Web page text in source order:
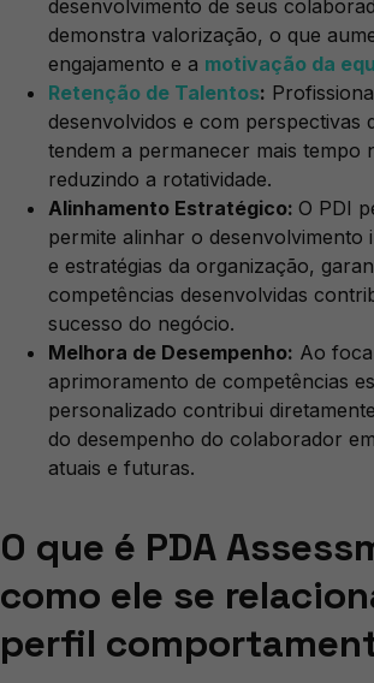
desenvolvimento de seus
demonstra valorização, o que
engajamento e a motivação da
Retenção de Talentos:
desenvolvidos e com perspectivas
tendem a permanecer mais tempo
reduzindo a rotatividade.
Alinhamento Estratégico: O PDI
permite alinhar o desenvolvimento
e estratégias da organização,
competências desenvolvidas
sucesso do negócio.
Melhora de Desempenho: Ao
aprimoramento de competências
personalizado contribui
do desempenho do colaborador
atuais e futuras.
O que é PDA
como ele se
perfil